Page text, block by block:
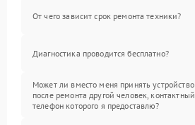
От чего зависит срок ремонта техники?
Диагностика проводится бесплатно?
Может ли вместо меня принять устройство
после ремонта другой человек, контактный
телефон которого я предоставлю?